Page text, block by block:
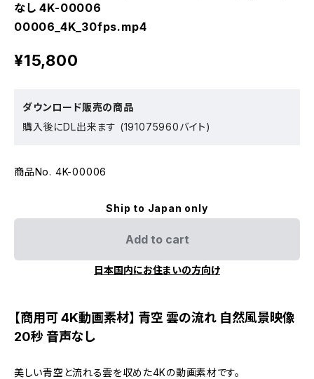
なし 4K-00006
00006_4K_30fps.mp4
¥15,800
ダウンロード販売の商品
購入後にDL出来ます (191075960バイト)
商品No. 4K-00006
Ship to Japan only
Add to cart
日本国内にお住まいの方向け
【商用可 4K動画素材】 青空 雲の流れ 自然風景映像
20秒 音声なし
美しい青空と流れる雲を収めた4Kの動画素材です。